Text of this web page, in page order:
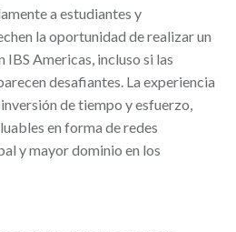
a estudiantes y
la oportunidad de realizar un
IBS Americas, incluso si las
desafiantes. La experiencia
de tiempo y esfuerzo,
en forma de redes
y mayor dominio en los